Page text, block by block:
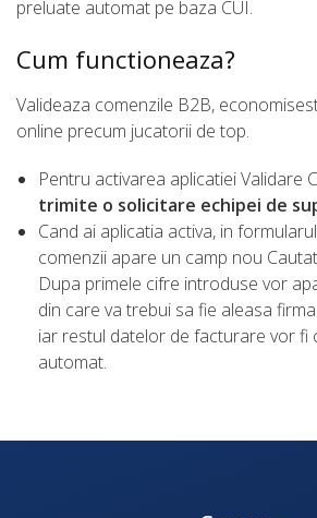
preluate automat pe baza CUI.
Cum functioneaza?
Valideaza comenzile B2B,
online precum jucatorii de top.
Pentru activarea aplicatiei Validare
trimite o solicitare echipei de
Cand ai aplicatia activa, in
comenzii apare un camp nou
Dupa primele cifre introduse vor
din care va trebui sa fie aleasa
iar restul datelor de facturare vor fi
automat.